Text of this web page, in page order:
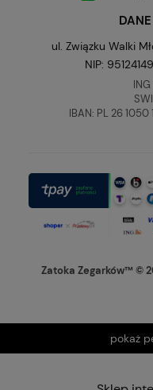
ul. Związku Walki
NIP:
IBAN: PL 26
Zatoka Zegarków™ ©
pokaż